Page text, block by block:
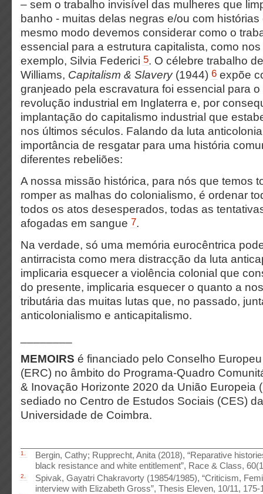
– sem o trabalho invisível das mulheres que
banho - muitas delas negras e/ou com
mesmo modo devemos considerar como o
essencial para a estrutura capitalista, como
exemplo, Silvia Federici 5. O célebre trabalho
Williams, Capitalism & Slavery(1944) 6 expõe
granjeado pela escravatura foi essencial para
revolução industrial em Inglaterra e, por
implantação do capitalismo industrial que
nos últimos séculos. Falando da luta
importância de resgatar para uma história
diferentes rebeliões:
A nossa missão histórica, para nós que temos
romper as malhas do colonialismo, é ordenar
todos os atos desesperados, todas as
afogadas em sangue 7.
Na verdade, só uma memória eurocêntrica
antirracista como mera distracção da luta
implicaria esquecer a violência colonial que
do presente, implicaria esquecer o quanto a
tributária das muitas lutas que, no passado,
anticolonialismo e anticapitalismo.
MEMOIRS é financiado pelo Conselho
(ERC) no âmbito do Programa-Quadro
& Inovação Horizonte 2020 da União Europeia
sediado no Centro de Estudos Sociais (CES) da
Universidade de Coimbra.
1.
Bergin, Cathy; Rupprecht, Anita (2018), “Reparative
black resistance and white entitlement”, Race & Class,
2.
Spivak, Gayatri Chakravorty (19854/1985), “Criticism,
interview with Elizabeth Gross”, Thesis Eleven, 10/11, 175-